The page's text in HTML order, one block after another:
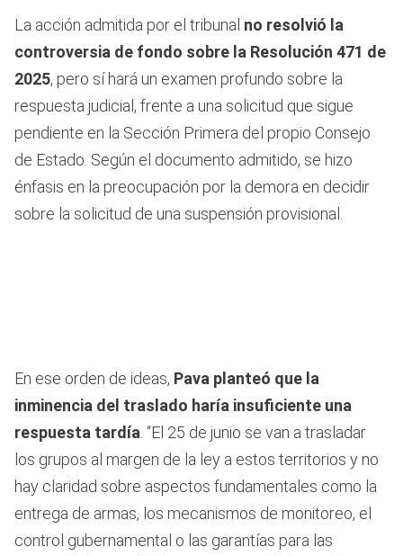
La acción admitida por el tribunal no resolvió la
controversia de fondo sobre la Resolución 471 de
2025, pero sí hará un examen profundo sobre la
respuesta judicial, frente a una solicitud que sigue
pendiente en la Sección Primera del propio Consejo
de Estado. Según el documento admitido, se hizo
énfasis en la preocupación por la demora en decidir
sobre la solicitud de una suspensión provisional.
En ese orden de ideas, Pava planteó que la
inminencia del traslado haría insuficiente una
respuesta tardía . “El 25 de junio se van a trasladar
los grupos al margen de la ley a estos territorios y no
hay claridad sobre aspectos fundamentales como la
entrega de armas, los mecanismos de monitoreo, el
control gubernamental o las garantías para las